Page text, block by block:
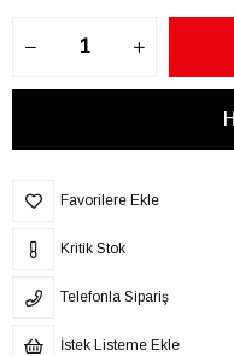
Favorilere Ekle
Kritik Stok
Telefonla Sipariş
İstek Listeme Ekle